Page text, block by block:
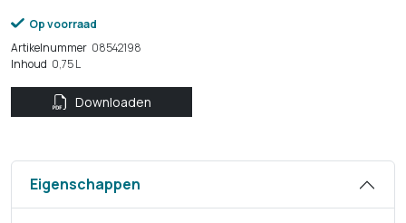
Op voorraad
Artikelnummer 08542198
Inhoud 0,75 L
Downloaden
Eigenschappen